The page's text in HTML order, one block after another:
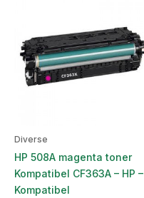
Diverse
HP 508A magenta toner
Kompatibel CF363A – HP –
Kompatibel